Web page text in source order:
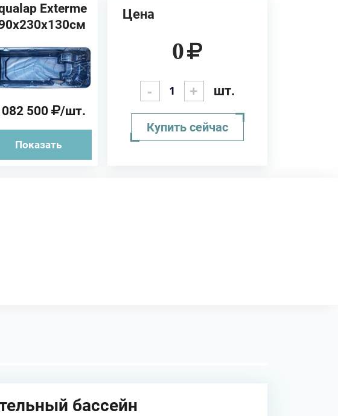
Exterme
Система
Exterme
082 500
/шт.
Показать
Цена
0
- + шт.
Купить сейчас
бассейн